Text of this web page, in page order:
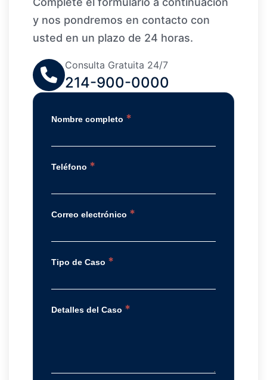
y nos pondremos en contacto con
usted en un plazo de 24 horas.
Consulta Gratuita 24/7
214-900-0000
Nombre completo *
Teléfono *
Correo electrónico *
Tipo de Caso *
Detalles del Caso *